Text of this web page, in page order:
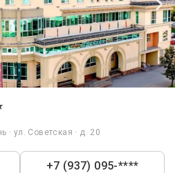
· ул. Советская · д. 20
+7 (937) 095-****